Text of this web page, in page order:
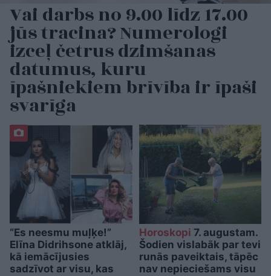
Vai darbs no 9.00 līdz 17.00
jūs tracina? Numerologi
izceļ četrus dzimšanas
datumus, kuru
īpašniekiem brīvība ir īpaši
svarīga
“Es neesmu muļķe!”
Elīna Didrihsone atklāj,
kā iemācījusies
sadzīvot ar visu, kas
Horoskopi 7. augustam.
Šodien vislabāk par tevi
runās paveiktais, tāpēc
nav nepieciešams visu